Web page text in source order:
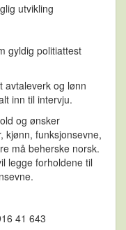
utvikling
gyldig politiattest
avtaleverk og lønn
inn til intervju.
og ønsker
kjønn, funksjonsevne,
må beherske norsk.
legge forholdene til
41 643